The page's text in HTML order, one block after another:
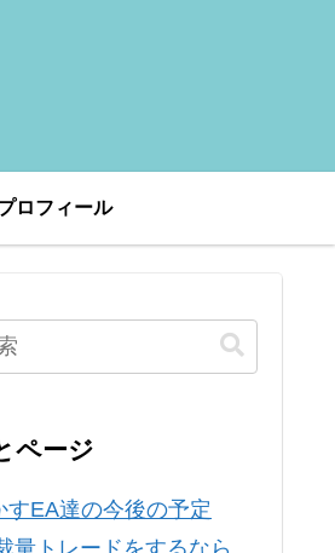
ロフィール
ページ
すEA達の今後の予定
量トレードをするなら